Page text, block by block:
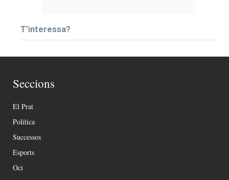
T’interessa?
Seccions
El Prat
Política
Successos
Esports
Oci